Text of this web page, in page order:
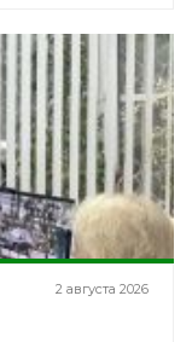
2 августа 2026